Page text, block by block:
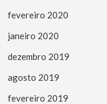
fevereiro 2020
janeiro 2020
dezembro 2019
agosto 2019
fevereiro 2019